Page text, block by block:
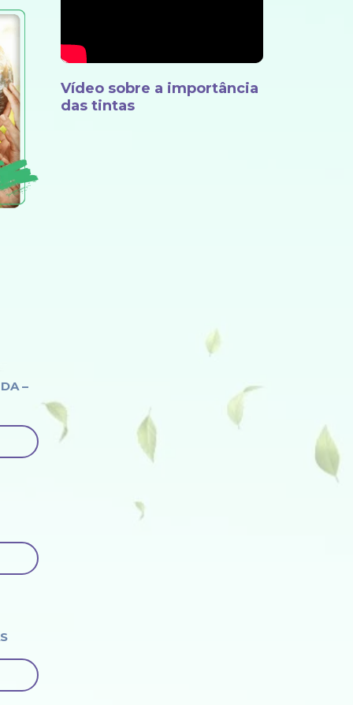
–
Vídeo sobre a importância
das tintas